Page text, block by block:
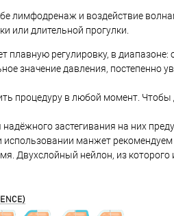
лимфодренаж и воздействие
или длительной прогулки.
регулировку, в диапазоне:
значение давления, постепенно
процедуру в любой момент.
застегивания на них
манжет рекомендуем
Двухслойный нейлон, из которого